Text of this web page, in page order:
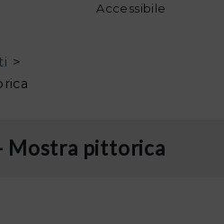
Accessibile
>
Mostra pittorica